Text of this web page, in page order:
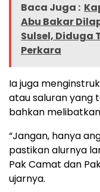
Baca Juga :
Abu Bakar
Sulsel, Diduga
Perkara
Ia juga
atau saluran yang
bahkan
“Jangan, hanya
pastikan alurnya
Pak Camat dan
ujarnya.